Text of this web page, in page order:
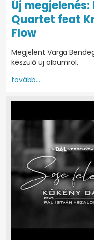
Új
Quartet feat
Flow
Megjelent Varga
készülő új albumról.
tovább...